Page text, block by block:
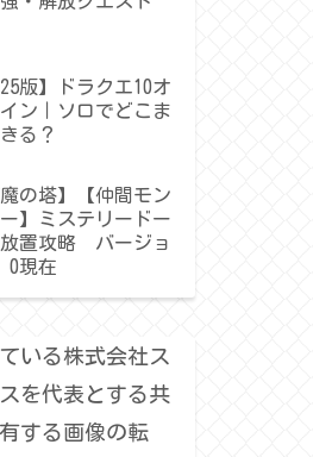
版】ドラクエ10オ
ン｜ソロでどこま
る？
魔の塔】【仲間モン
】ミステリードー
放置攻略 バージョ
0現在
いる株式会社ス
を代表とする共
する画像の転